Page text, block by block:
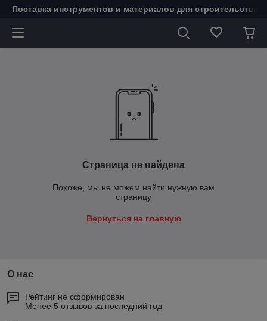
Поставка инструментов и материалов для строительства
Страница не найдена
Похоже, мы не можем найти нужную вам
страницу
Вернуться на главную
О нас
Рейтинг не сформирован
Менее 5 отзывов за последний год